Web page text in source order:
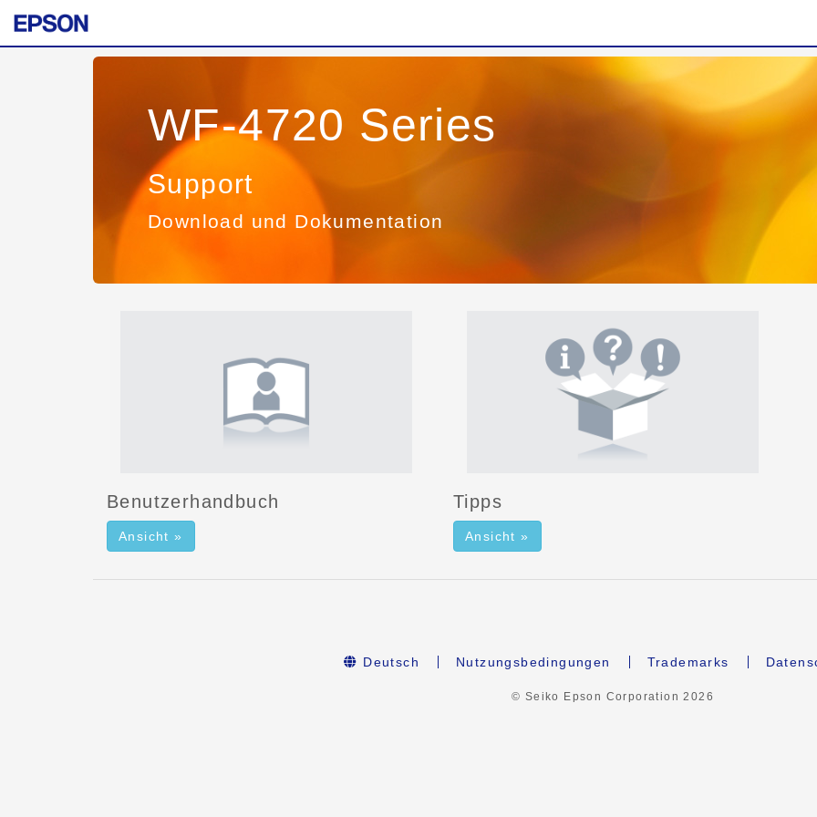
WF-4720 Series
Support
Download und Dokumentation
Benutzerhandbuch
Ansicht »
Tipps
Ansicht »
Deutsch Nutzungsbedingungen Trademarks
© Seiko Epson Corporation 2026